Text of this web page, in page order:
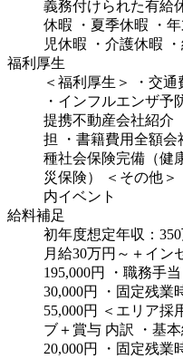
義務付けられた有給
休暇
・夏季休暇 ・
児休暇
・介護休暇
福利厚生
＜福利厚生＞
・交
・インフルエンザ予
提携不動産会社紹介
担
・書籍費用全額
種社会保険完備（健
災保険）
＜その他＞
内イベント
給料補足
初年度想定年収：
月給30万円～＋イン
195,000円
・職務手
30,000円
・固定残業
55,000円
＜エリア採
ブ＋賞与 内訳 ・基
20,000円
・固定残業